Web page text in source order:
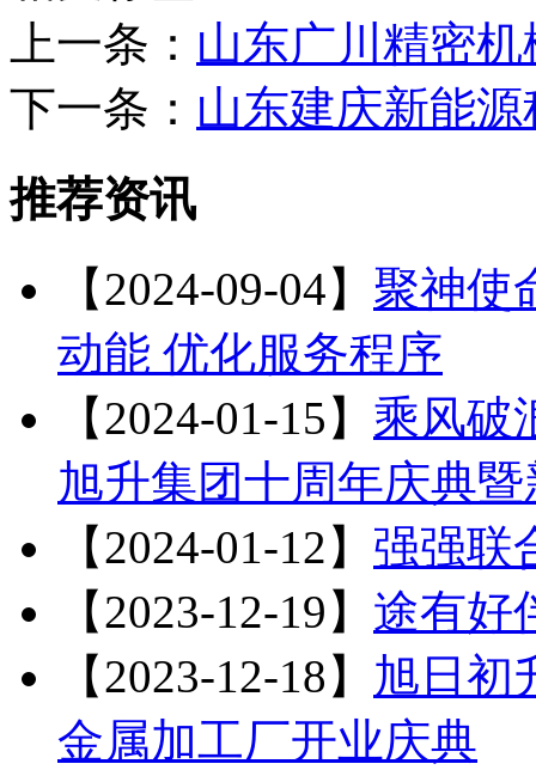
上一条： 山东广川精密
下一条： 山东建庆新能
推荐资讯
【2024-09-04】 聚神使
动能 优化服务程序
【2024-01-15】 乘风破
旭升集团十周年庆典
【2024-01-12】 强强联
【2023-12-19】 途有好
【2023-12-18】 旭日初
金属加工厂开业庆典